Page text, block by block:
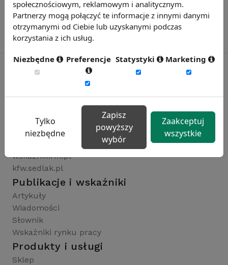
Rynekpracy.pl
wynagrodzenia.pl
raportyplacowe.pl
wskaznikiHR.pl
kfw.sedlak.pl
Publikacje i wskaźniki
Artykuły
Wiadomości
Słownik
Wskaźniki rynku pracy
Produkty i usługi
Sklep
społecznościowym, reklamowym i analitycznym.
Partnerzy mogą połączyć te informacje z innymi danymi
otrzymanymi od Ciebie lub uzyskanymi podczas
korzystania z ich usług.
Niezbędne Preferencje Statystyki Marketing
Tylko
niezbędne
Zapisz
powyższy
wybór
Zaakceptuj
wszystkie